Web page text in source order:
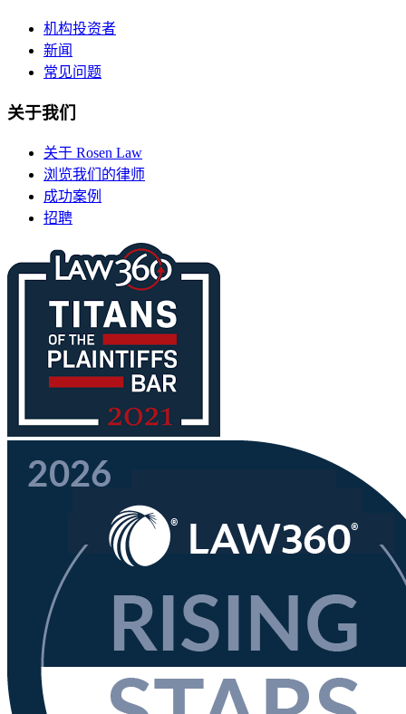
机构投资者
新闻
常见问题
关于我们
关于 Rosen Law
浏览我们的律师
成功案例
招聘